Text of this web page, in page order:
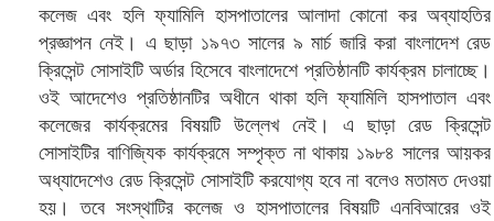
কলেজ এবং হলি ফ্যামিলি হাসপাতালের আলাদা কোনো কর অব্যাহতির
প্রজ্ঞাপন নেই। এ ছাড়া ১৯৭৩ সালের ৯ মার্চ জারি করা বাংলাদেশ রেড
ক্রিসেন্ট সোসাইটি অর্ডার হিসেবে বাংলাদেশে প্রতিষ্ঠানটি কার্যক্রম চালাচ্ছে।
ওই আদেশেও প্রতিষ্ঠানটির অধীনে থাকা হলি ফ্যামিলি হাসপাতাল এবং
কলেজের কার্যক্রমের বিষয়টি উল্লেখ নেই। এ ছাড়া রেড ক্রিসেন্ট
সোসাইটির বাণিজ্যিক কার্যক্রমে সম্পৃক্ত না থাকায় ১৯৮৪ সালের আয়কর
অধ্যাদেশেও রেড ক্রিসেন্ট সোসাইটি করযোগ্য হবে না বলেও মতামত দেওয়া
হয়। তবে সংস্থাটির কলেজ ও হাসপাতালের বিষয়টি এনবিআরের ওই